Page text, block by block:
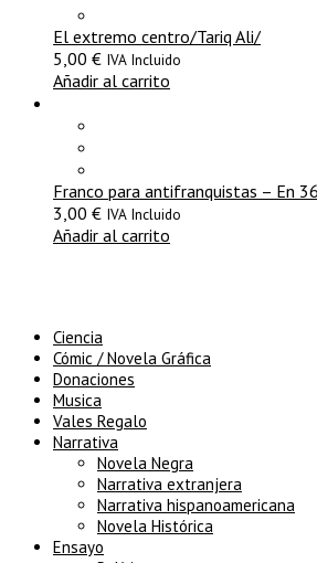
El extremo centro/Tariq Ali/
5,00 € IVA Incluido
Añadir al carrito
Franco para antifranquistas – En
3,00 € IVA Incluido
Añadir al carrito
Ciencia
Cómic / Novela Gráfica
Donaciones
Musica
Vales Regalo
Narrativa
Novela Negra
Narrativa extranjera
Narrativa hispanoamericana
Novela Histórica
Ensayo